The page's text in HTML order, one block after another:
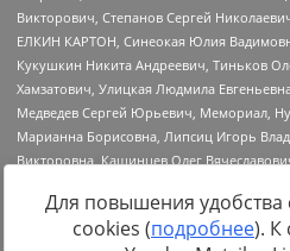
Для повышения удобства
cookies (подробнее). К